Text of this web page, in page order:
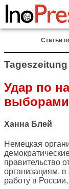
Статьи
Tageszeitung
Удар по
выборами
Ханна Блей
Немецкая
правительство
организациям, в
работу в